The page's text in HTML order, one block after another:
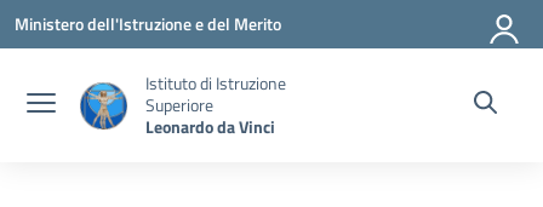
Vai ai contenuti
Vai al menu di navigazione
Vai al footer
Ministero dell'Istruzione e del Merito
Istituto di Istruzione
Superiore
Leonardo da Vinci